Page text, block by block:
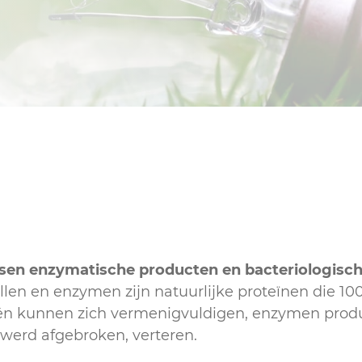
enzymatische producten en
en enzymen zijn natuurlijke proteïnen die
kunnen zich vermenigvuldigen, enzymen
afgebroken, verteren.